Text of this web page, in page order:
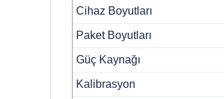
Cihaz Boyutları
Paket Boyutları
Güç Kaynağı
Kalibrasyon